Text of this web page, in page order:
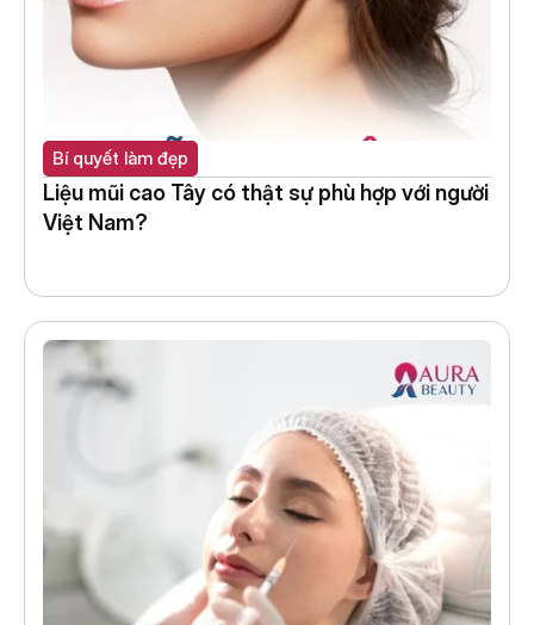
Bí quyết làm đẹp
Liệu mũi cao Tây có thật sự phù hợp với người
Việt Nam?